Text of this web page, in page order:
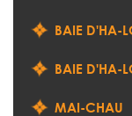
BAIE D'HA-
BAIE D'HA-
MAI-CHAU